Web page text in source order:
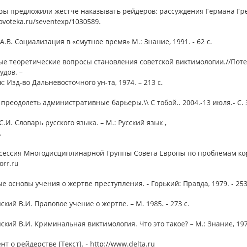
предложили жестче наказывать рейдеров: рассуждения Германа
seventexp/1030589.
Социализация в «смутное время» М.: Знание, 1991. - 62 с.
теоретические вопросы становления советской виктимологии.//
–
Изд-во Дальневосточного ун-та, 1974. – 213 с.
преодолеть административные барьеры.\\ С тобой.. 2004.-13 июля.- С.
Словарь русского языка. – М.: Русский язык ,
Многодисциплинарной Группы Совета Европы по проблемам
основы учения о жертве преступления. - Горький: Правда, 1979. -
В.И. Правовое учение о жертве. – М. 1985. - 273 с.
В.И. Криминальная виктимология. Что это такое? – М.: Знание,
о рейдерстве [Текст]. - http://www.delta.ru